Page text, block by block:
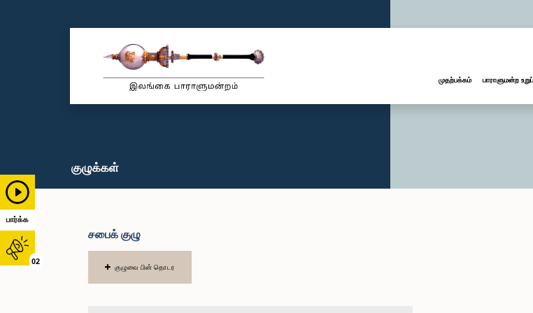
பார்க்க
02
முதற்பக்கம் பாராளுமன்ற
குழுக்கள்
சபைக் குழு
குழுவை பின் தொடர